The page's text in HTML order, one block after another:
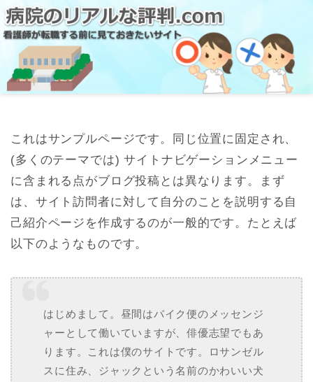
これはサンプルページです。同じ位置に固定され、
(多くのテーマでは) サイトナビゲーションメニュー
に含まれる点がブログ投稿とは異なります。まず
は、サイト訪問者に対して自分のことを説明する自
己紹介ページを作成するのが一般的です。たとえば
以下のようなものです。
はじめまして。昼間はバイク便のメッセンジ
ャーとして働いていますが、俳優志望でもあ
ります。これは僕のサイトです。ロサンゼル
スに住み、ジャックという名前のかわいい犬